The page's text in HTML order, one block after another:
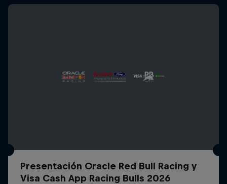
Presentación Oracle Red Bull Racing y
Visa Cash App Racing Bulls 2026